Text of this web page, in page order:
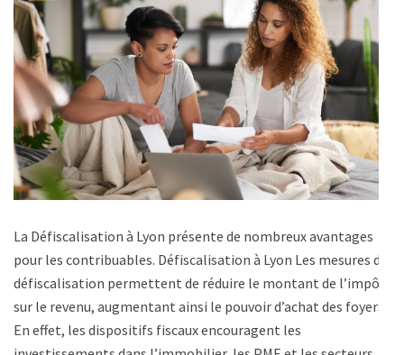
La Défiscalisation à Lyon présente de nombreux avantages
pour les contribuables. Défiscalisation à Lyon Les mesures de
défiscalisation permettent de réduire le montant de l’impôt
sur le revenu, augmentant ainsi le pouvoir d’achat des foyers.
En effet, les dispositifs fiscaux encouragent les